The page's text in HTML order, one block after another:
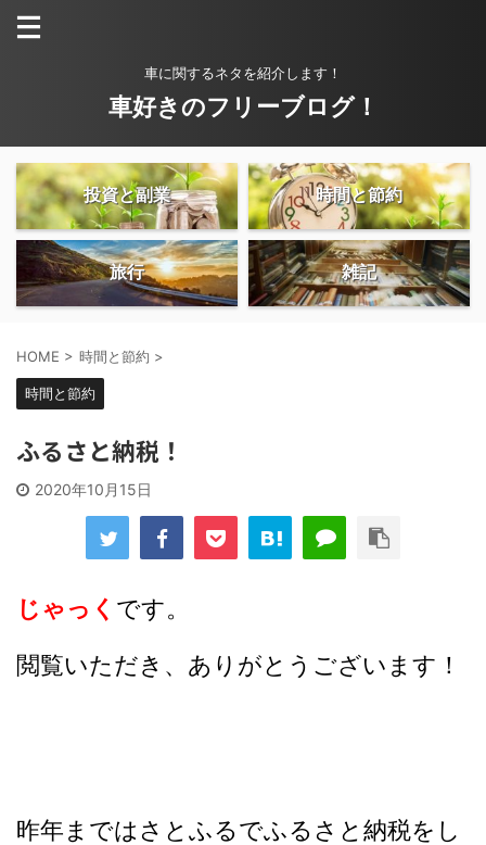
車に関するネタを紹介します！
車好きのフリーブログ！
投資と副業 時間と節約
旅行 雑記
HOME > 時間と節約 >
時間と節約
ふるさと納税！
2020年10月15日
じゃっく です。
閲覧いただき、ありがとうございます！
昨年まではさとふるでふるさと納税をし